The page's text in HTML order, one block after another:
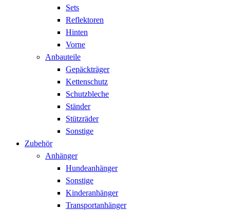
Sets
Reflektoren
Hinten
Vorne
Anbauteile
Gepäckträger
Kettenschutz
Schutzbleche
Ständer
Stützräder
Sonstige
Zubehör
Anhänger
Hundeanhänger
Sonstige
Kinderanhänger
Transportanhänger